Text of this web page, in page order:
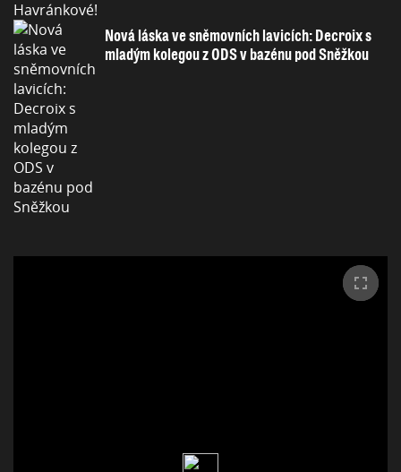
Nová láska ve sněmovních lavicích: Decroix s
mladým kolegou z ODS v bazénu pod Sněžkou